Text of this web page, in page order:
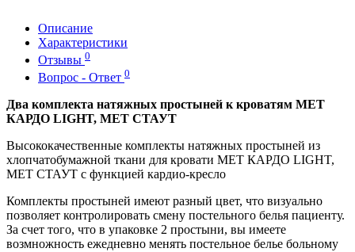
Описание
Характеристики
Отзывы 0
Вопрос - Ответ 0
Два комплекта натяжных простыней к кроватям MET
КАРДО LIGHT, MET СТАУТ
Высококачественные комплекты натяжных простыней из
хлопчатобумажной ткани для кровати MET КАРДО LIGHT,
MET СТАУТ c функцией кардио-кресло
Комплекты простыней имеют разный цвет, что визуально
позволяет контролировать смену постельного белья пациенту.
За счет того, что в упаковке 2 простыни, вы имеете
возмножность ежедневно менять постельное белье больному